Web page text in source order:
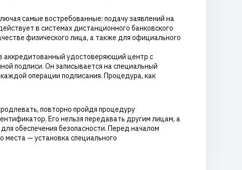
самые востребованные: подачу заявлений на
в системах дистанционного банковского
физического лица, а также для официального
аккредитованный удостоверяющий центр с
подписи. Он записывается на специальный
операции подписания. Процедура, как
повторно пройдя процедуру
Его нельзя передавать другим лицам, а
обеспечения безопасности. Перед началом
места — установка специального